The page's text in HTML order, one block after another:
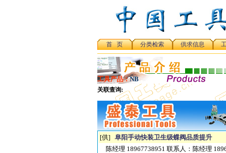
首 页 分类检索 供求信息
工具产品：NB
[供] 阜阳手动快装卫生级蝶阀品质提升
陈经理 18967738951 联系人：陈经理